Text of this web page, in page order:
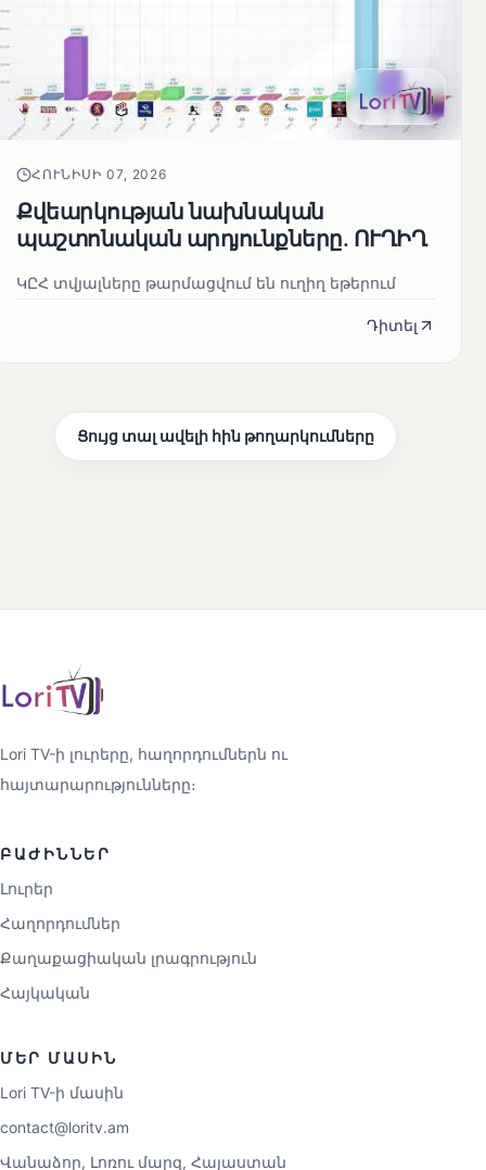
ՀՈՒՆԻՍԻ 07, 2026
Քվեարկության նախնական
պաշտոնական արդյունքները․ ՈՒՂԻՂ
ԿԸՀ տվյալները թարմացվում են ուղիղ եթերում
Դիտել
Ցույց տալ ավելի հին թողարկումները
Lori TV-ի լուրերը, հաղորդումներն ու
հայտարարությունները։
ԲԱԺԻՆՆԵՐ
Լուրեր
Հաղորդումներ
Քաղաքացիական լրագրություն
Հայկական
ՄԵՐ ՄԱՍԻՆ
Lori TV-ի մասին
contact@loritv.am
Վանաձոր, Լոռու մարզ, Հայաստան